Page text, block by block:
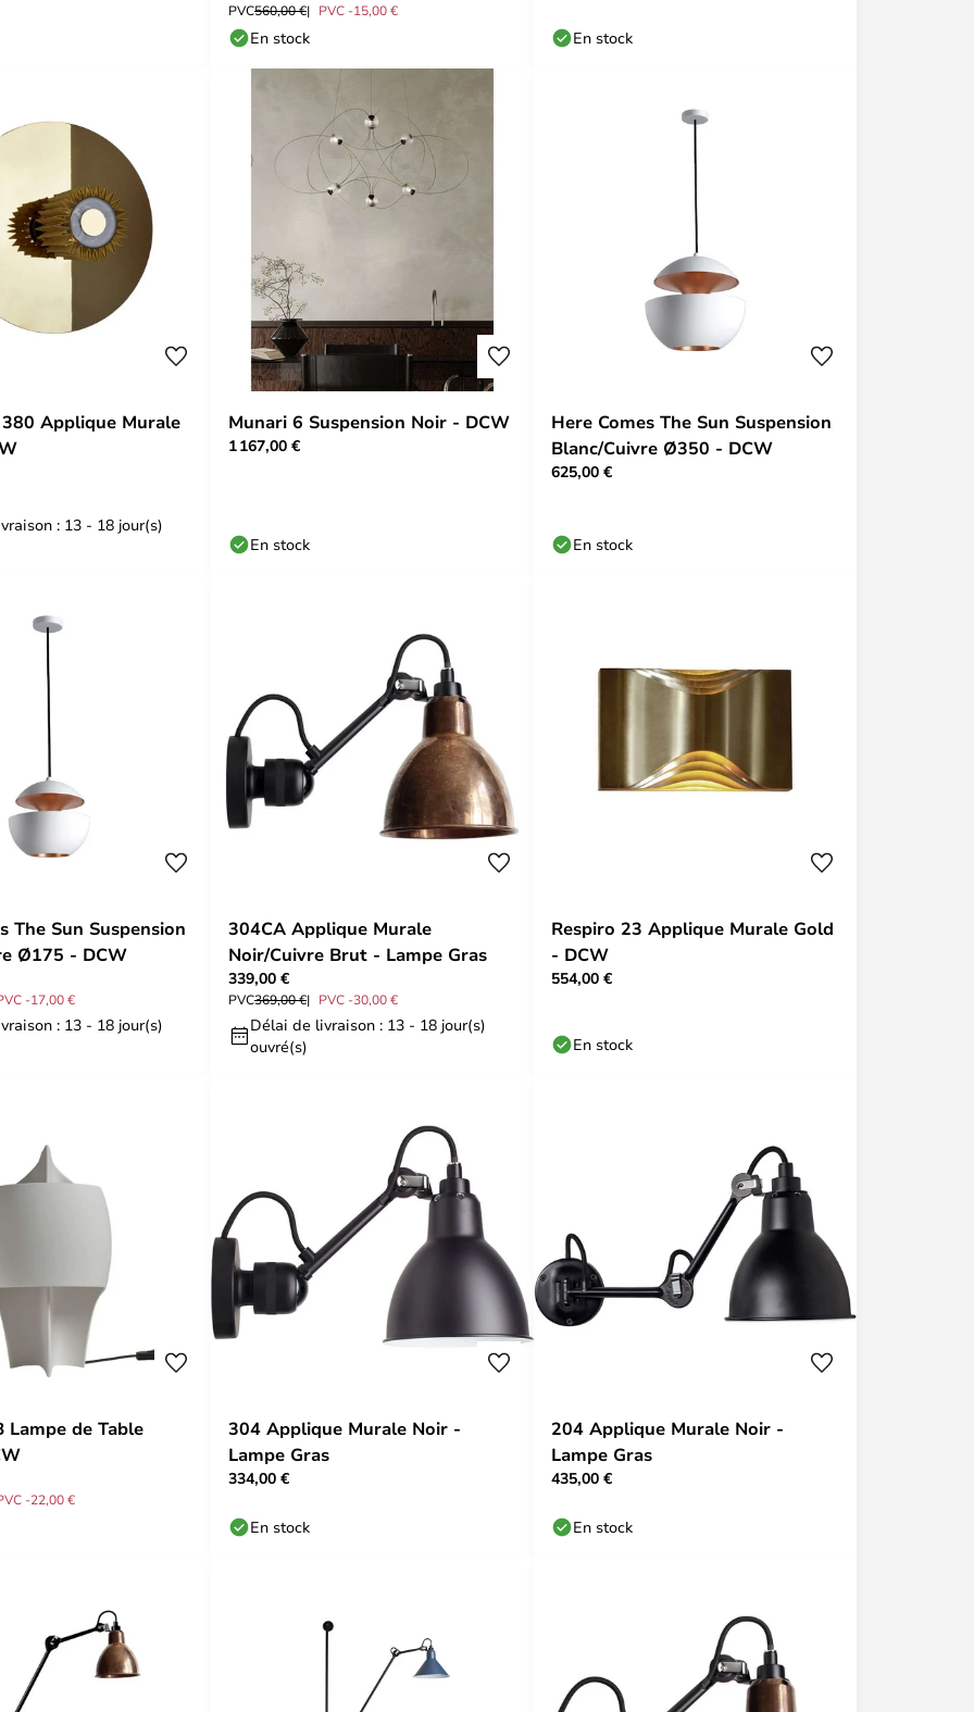
PVC560,00 € PVC -15,00 €
En stock En stock
Applique Murale
: 13 - 18 jour(s)
Munari 6 Suspension Noir - DCW
1 167,00 €
En stock
Here Comes The Sun Suspension
Blanc/Cuivre Ø350 - DCW
625,00 €
En stock
The Sun Suspension
Ø175 - DCW
-17,00 €
: 13 - 18 jour(s)
304CA Applique Murale
Noir/Cuivre Brut - Lampe Gras
339,00 €
PVC369,00 € PVC -30,00 €
Délai de livraison : 13 - 18 jour(s)
ouvré(s)
Respiro 23 Applique Murale Gold
- DCW
554,00 €
En stock
Lampe de Table
-22,00 €
304 Applique Murale Noir -
Lampe Gras
334,00 €
En stock
204 Applique Murale Noir -
Lampe Gras
435,00 €
En stock